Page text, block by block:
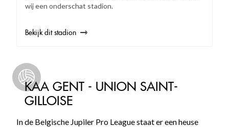
wij een onderschat stadion.
Bekijk dit stadion
KAA GENT - UNION SAINT-
GILLOISE
In de Belgische Jupiler Pro League staat er een heuse